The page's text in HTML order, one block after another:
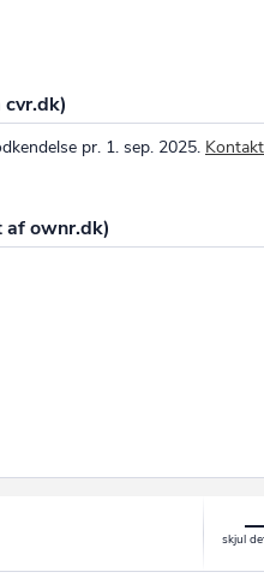
pr. 1. sep. 2025.
af ownr.dk)